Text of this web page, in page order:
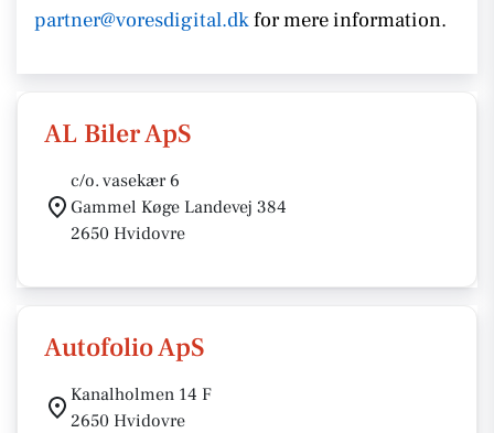
partner@voresdigital.dkfor mere information.
AL Biler ApS
c/o. vasekær 6
Gammel Køge Landevej 384
2650 Hvidovre
Autofolio ApS
Kanalholmen 14 F
2650 Hvidovre